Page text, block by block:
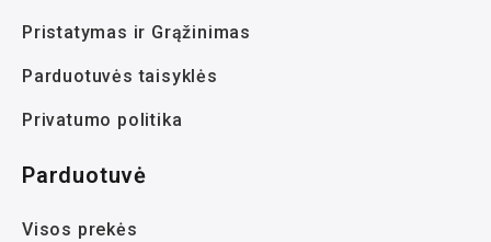
Pristatymas ir Grąžinimas
Parduotuvės taisyklės
Privatumo politika
Parduotuvė
Visos prekės